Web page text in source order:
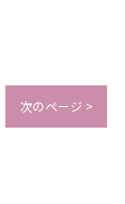
次のページ >